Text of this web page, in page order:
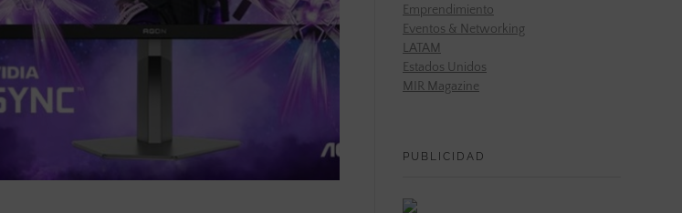
Emprendimiento
Eventos & Networking
LATAM
Estados Unidos
MIR Magazine
PUBLICIDAD